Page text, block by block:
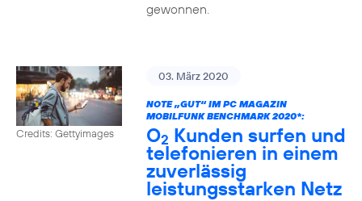
gewonnen.
Credits: Gettyimages
03. März 2020
NOTE „GUT“ IM PC MAGAZIN
MOBILFUNK BENCHMARK 2020*:
O2 Kunden surfen und
telefonieren in einem
zuverlässig
leistungsstarken Netz